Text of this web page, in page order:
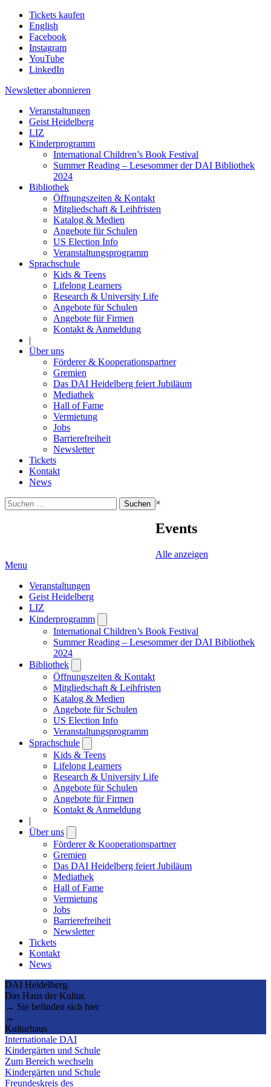
Tickets kaufen
English
Facebook
Instagram
YouTube
LinkedIn
Newsletter abonnieren
Veranstaltungen
Geist Heidelberg
LIZ
Kinderprogramm
International Children’s Book Festival
Summer Reading – Lesesommer der DAI Bibliothek
2024
Bibliothek
Öffnungszeiten & Kontakt
Mitgliedschaft & Leihfristen
Katalog & Medien
Angebote für Schulen
US Election Info
Veranstaltungsprogramm
Sprachschule
Kids & Teens
Lifelong Learners
Research & University Life
Angebote für Schulen
Angebote für Firmen
Kontakt & Anmeldung
|
Über uns
Förderer & Kooperationspartner
Gremien
Das DAI Heidelberg feiert Jubiläum
Mediathek
Hall of Fame
Vermietung
Jobs
Barrierefreiheit
Newsletter
Tickets
Kontakt
News
Suchen
nach:
×
Events
Alle anzeigen
Menu
Veranstaltungen
Geist Heidelberg
LIZ
Kinderprogramm
submenu
International Children’s Book Festival
Summer Reading – Lesesommer der DAI Bibliothek
2024
Bibliothek
submenu
Öffnungszeiten & Kontakt
Mitgliedschaft & Leihfristen
Katalog & Medien
Angebote für Schulen
US Election Info
Veranstaltungsprogramm
Sprachschule
submenu
Kids & Teens
Lifelong Learners
Research & University Life
Angebote für Schulen
Angebote für Firmen
Kontakt & Anmeldung
|
Über uns
submenu
Förderer & Kooperationspartner
Gremien
Das DAI Heidelberg feiert Jubiläum
Mediathek
Hall of Fame
Vermietung
Jobs
Barrierefreiheit
Newsletter
Tickets
Kontakt
News
DAI Heidelberg.
Das Haus der Kultur.
→ Sie befinden sich hier
→
Kulturhaus
Internationale DAI
Kindergärten und Schule
Zum Bereich wechseln
Kindergärten und Schule
Freundeskreis des